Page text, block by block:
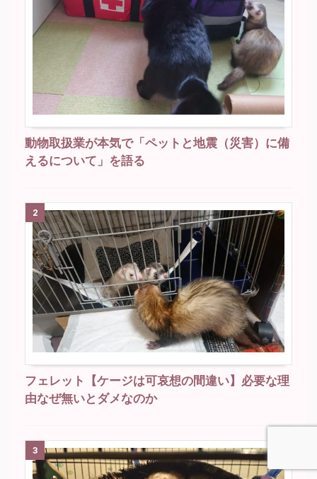
動物取扱業が本気で「ペットと地震（災害）に備
えるについて」を語る
2
フェレット【ケージは可哀想の間違い】必要な理
由なぜ無いとダメなのか
3